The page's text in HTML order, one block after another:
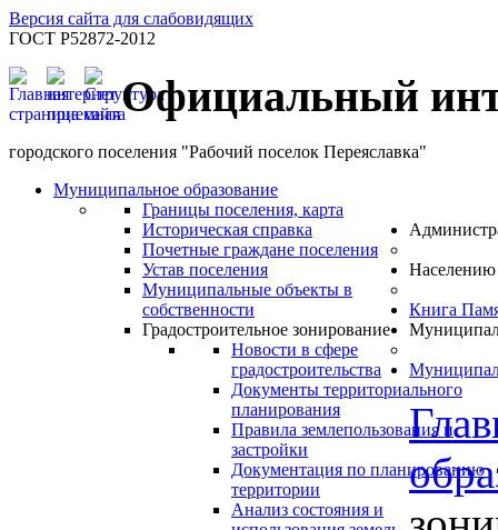
Версия сайта для слабовидящих
ГОСТ Р52872-2012
Официальный
городского поселения "Рабочий поселок Переяславка"
Муниципальное образование
Границы поселения, карта
Историческая справка
Почетные граждане поселения
Устав поселения
Муниципальные объекты в
собственности
Градостроительное зонирование
Новости в сфере
градостроительства
Документы территориального
планирования
Правила землепользования и
застройки
Документация по планированию
территории
Анализ состояния и
Населению
Книга